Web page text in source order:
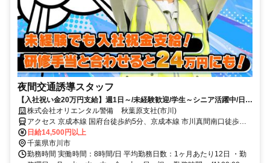
夜間交通誘導スタッフ
【入社祝い金20万円支給】週1日～/未経験歓迎/学生～シニア活躍中/日払
い・週払いOK/履歴書不要！
株式会社オリエンタル警備 秋葉原支社(市川)
アクセス 京成本線 国府台徒歩約5分、京成本線 市川真間南口徒歩約
14分、ＪＲ総武本線 市川北口徒歩約16分 (面接地/秋葉原支社)東京都
千代田区神田須田町２丁目9-10 宮川ビル2Ｆ
日給14,500円以上
千葉県市川市
勤務時間 実働時間：8時間/日 平均勤務日数：1ヶ月あたり12日 ・勤